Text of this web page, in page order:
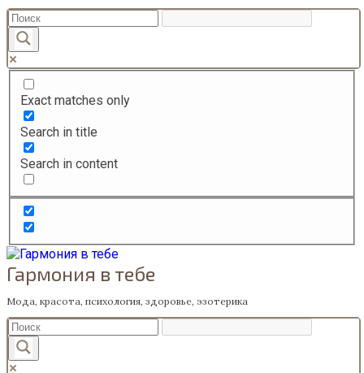
Перейти
к
содержанию
Exact matches only
Search in title
Search in content
Гармония в тебе
Мода, красота, психология, здоровье, эзотерика